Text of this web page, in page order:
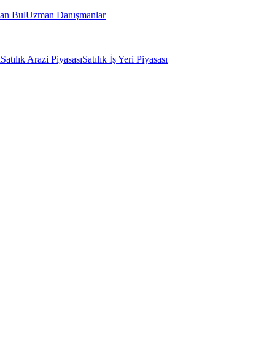
BulUzman Danışmanlar
Satılık Arazi PiyasasıSatılık İş Yeri Piyasası